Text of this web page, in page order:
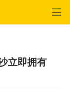
立即拥有